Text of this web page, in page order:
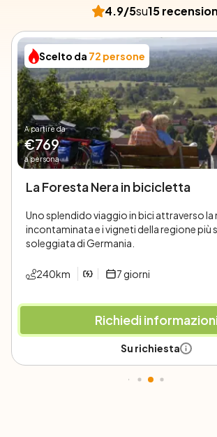
4.9/5su15
Scelto da 15 persone
A partire da
€1118
a persona
Bici e relax a Maiorca
Per assaporare la vera Maiorca pedalando
tra piccoli villaggi, antichi mulini e boschetti
profumati.
252km 8giorni
Su richiesta
Richiedi informazioni